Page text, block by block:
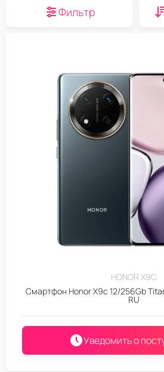
Фильтр
HONOR X9C
Смартфон Honor X9c 12/256Gb
RU
Уведомить о